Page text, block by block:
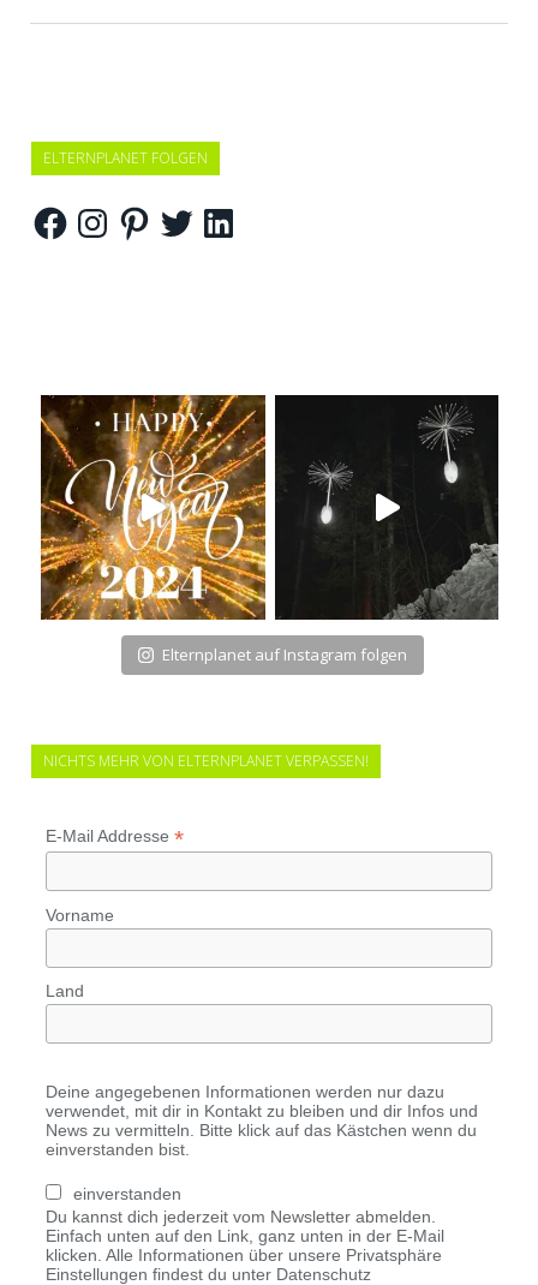
ELTERNPLANET FOLGEN
FacebookInstagramPinterestTwitterLinkedIn
Elternplanet auf Instagram folgen
NICHTS MEHR VON ELTERNPLANET VERPASSEN!
E-Mail Addresse *
Vorname
Land
Deine angegebenen Informationen werden nur dazu
verwendet, mit dir in Kontakt zu bleiben und dir Infos und
News zu vermitteln. Bitte klick auf das Kästchen wenn du
einverstanden bist.
einverstanden
Du kannst dich jederzeit vom Newsletter abmelden.
Einfach unten auf den Link, ganz unten in der E-Mail
klicken. Alle Informationen über unsere Privatsphäre
Einstellungen findest du unter Datenschutz